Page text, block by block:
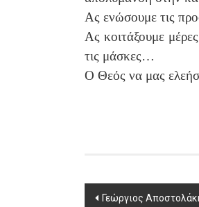
Ας ενώσουμε τις
Ας κοιτάξουμε
τις μάσκες…
Ο Θεός να μας
Post
Γεώργιος